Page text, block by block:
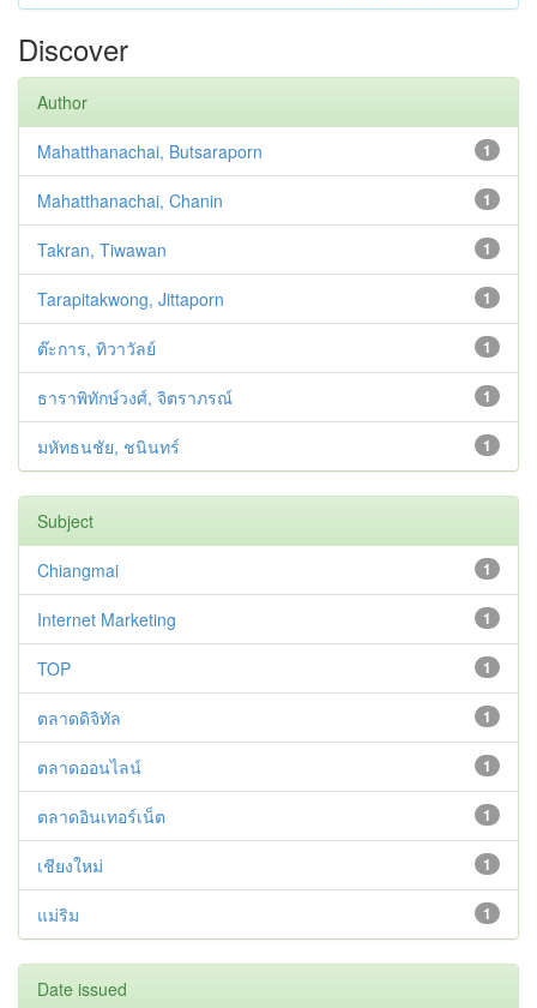
Discover
Author
1
Mahatthanachai, Butsaraporn
1
Mahatthanachai, Chanin
1
Takran, Tiwawan
1
Tarapitakwong, Jittaporn
1
ต๊ะการ, ทิวาวัลย์
1
ธาราพิทักษ์วงศ์, จิตราภรณ์
1
มหัทธนชัย, ชนินทร์
Subject
1
Chiangmai
1
Internet Marketing
1
TOP
1
ตลาดดิจิทัล
1
ตลาดออนไลน์
1
ตลาดอินเทอร์เน็ต
1
เชียงใหม่
1
แม่ริม
Date issued